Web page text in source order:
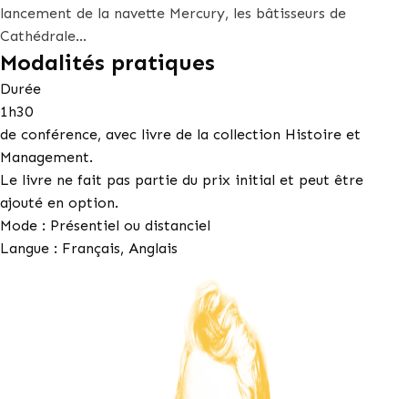
lancement de la navette Mercury, les bâtisseurs de
Cathédrale…
Modalités pratiques
Durée
1h30
de conférence, avec livre de la collection Histoire et
Management.
Le livre ne fait pas partie du prix initial et peut être
ajouté en option.
Mode : Présentiel ou distanciel
Langue : Français, Anglais